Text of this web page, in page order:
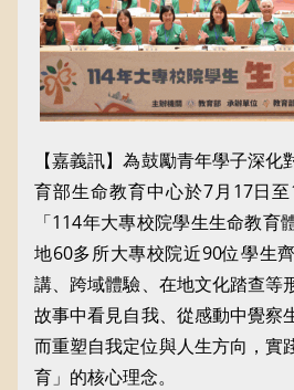
【嘉義訊】為鼓勵青年學子深
育部生命教育中心於7月17日
「114年大專校院學生生命教育
地60多所大專校院近90位學生
講、跨域體驗、在地文化踏查等
故事中看見自我、從感動中覺察
而重塑自我定位與人生方向，實
育」的核心理念。